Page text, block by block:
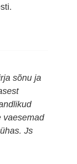
sõnu ja
vaesemad
Js